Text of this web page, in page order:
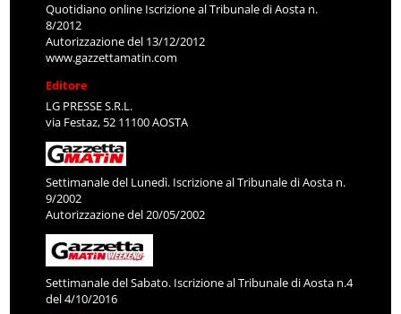
Quotidiano online Iscrizione al Tribunale di Aosta n.
8/2012
Autorizzazione del 13/12/2012
www.gazzettamatin.com
Editore
LG PRESSE S.R.L.
via Festaz, 52 11100 AOSTA
Settimanale del Lunedì. Iscrizione al Tribunale di Aosta n.
9/2002
Autorizzazione del 20/05/2002
Settimanale del Sabato. Iscrizione al Tribunale di Aosta n.4
del 4/10/2016